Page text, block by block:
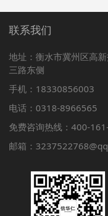
联系我们
地址：衡水市冀州区高
三路东侧
手机：18330856003
电话：0318-8966565
免费咨询热线：400-
邮箱：